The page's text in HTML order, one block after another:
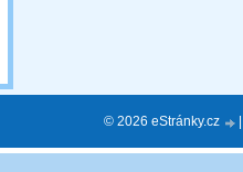
© 2026 eStránky.cz